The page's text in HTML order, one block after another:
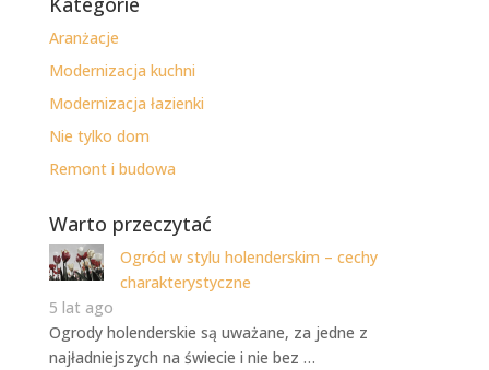
Aranżacje
Modernizacja kuchni
Modernizacja łazienki
Nie tylko dom
Remont i budowa
Warto przeczytać
Ogród w stylu holenderskim – cechy
charakterystyczne
5 lat ago
Ogrody holenderskie są uważane, za jedne z
najładniejszych na świecie i nie bez …